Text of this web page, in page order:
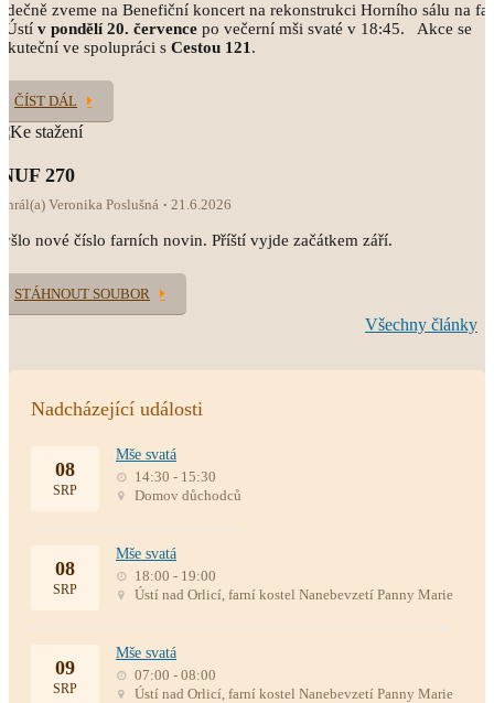
zveme na Benefiční koncert na rekonstrukci Horního sálu na
Ústí v pondělí 20. července po večerní mši svaté v 18:45. Akce se
ve spolupráci s Cestou 121 .
ČÍST DÁL
270
Veronika Poslušná 21.6.2026
nové číslo farních novin. Příští vyjde začátkem září.
STÁHNOUT SOUBOR
Všechny články
Nadcházející události
08
SRP
Mše svatá
14:30 - 15:30
Domov důchodců
08
SRP
Mše svatá
18:00 - 19:00
Ústí nad Orlicí, farní kostel Nanebevzetí Panny Marie
09
SRP
Mše svatá
07:00 - 08:00
Ústí nad Orlicí, farní kostel Nanebevzetí Panny Marie